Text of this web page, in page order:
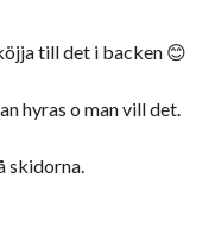
till det i backen 😊
hyras o man vill det.
skidorna.